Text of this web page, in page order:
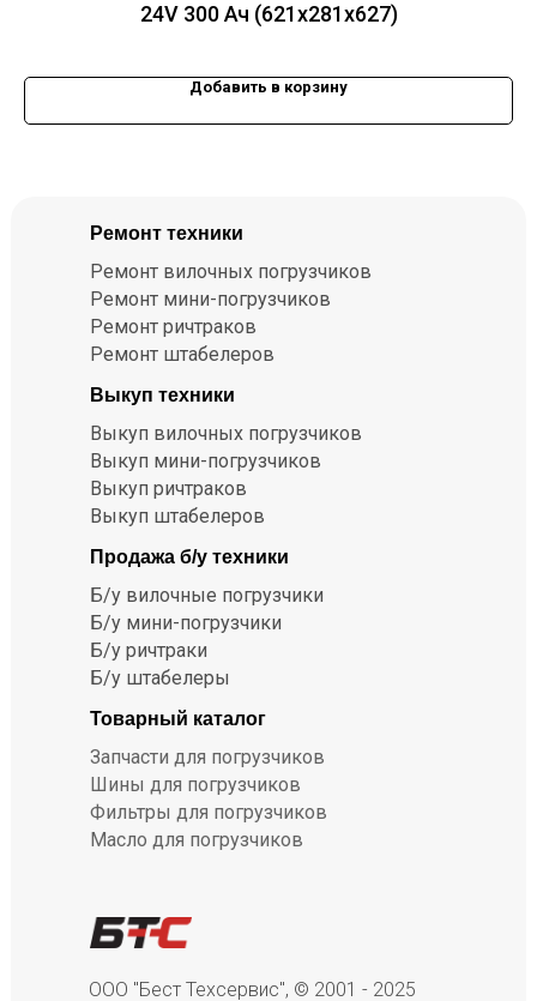
24V 300 Ач (621x281x627)
Добавить в корзину
Ремонт вилочных погрузчиков
Ремонт мини-погрузчиков
Ремонт ричтраков
Ремонт штабелеров
Ремонт техники
Выкуп техники
Выкуп вилочных погрузчиков
Выкуп мини-погрузчиков
Выкуп ричтраков
Выкуп штабелеров
Продажа б/у техники
Б/у вилочные погрузчики
Б/у мини-погрузчики
Б/у ричтраки
Б/у штабелеры
Товарный каталог
Запчасти для погрузчиков
Шины для погрузчиков
Фильтры для погрузчиков
Масло для погрузчиков
ООО "Бест Техсервис", © 2001 - 2025